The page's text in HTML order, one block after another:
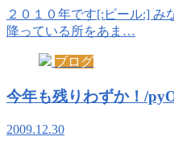
２０１０年です[:ビール:]
降っている所をあま…
ブログ
今年も残りわずか！/
2009.12.30